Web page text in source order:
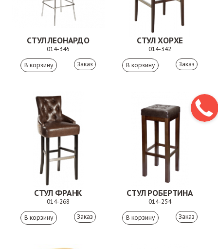
СТУЛ ЛЕОНАРДО
014-345
Заказ
СТУЛ ХОРХЕ
014-342
Заказ
СТУЛ ФРАНК
014-268
Заказ
СТУЛ РОБЕРТИНА
014-254
Заказ